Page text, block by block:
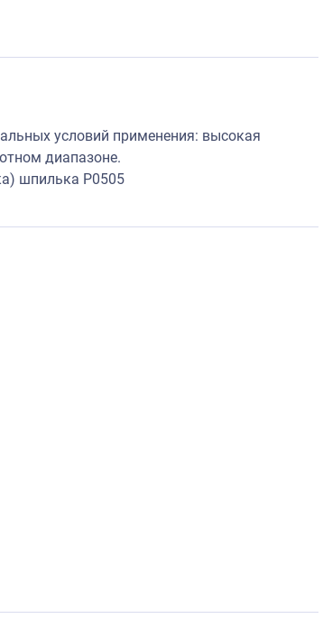
условий применения: высокая
диапазоне.
шпилька P0505